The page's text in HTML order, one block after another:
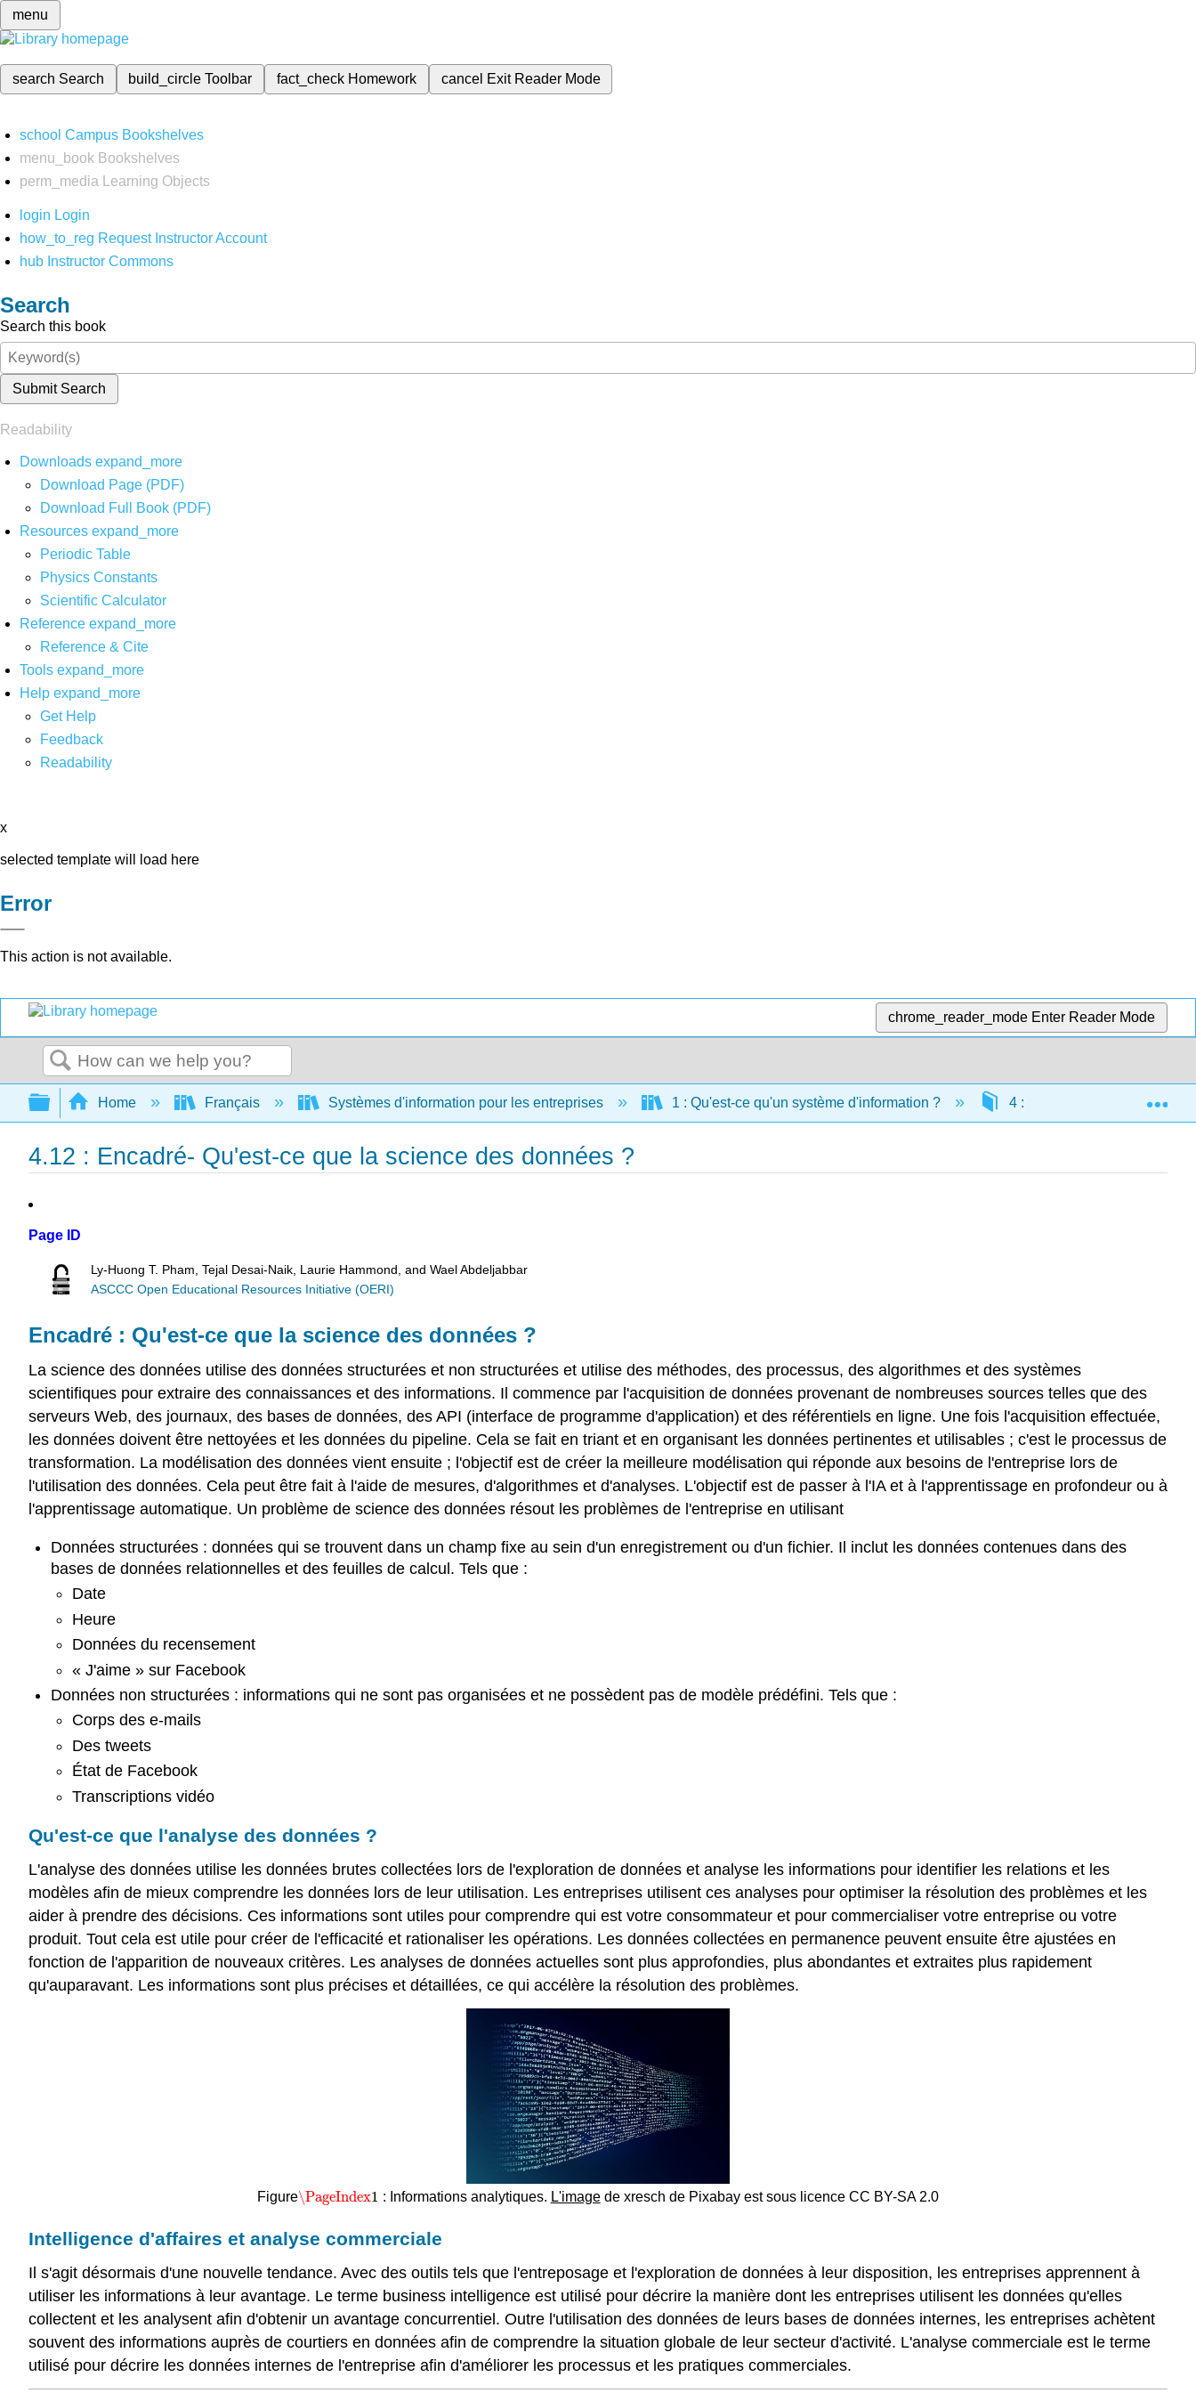
menu
search Search build_circleToolbar fact_check Homework cancel Exit Reader Mode
school Campus Bookshelves
menu_book Bookshelves
perm_media
Learning Objects
login Login
how_to_reg Request Instructor Account
hub Instructor Commons
Search
Search this book
Submit Search
Readability
Downloads expand_more
Download Page (PDF)
Download Full Book (PDF)
Resources expand_more
Periodic Table
Physics Constants
Scientific Calculator
Reference expand_more
Reference & Cite
Tools expand_more
Help expand_more
Get Help
Feedback
Readability
x
selected template will load here
Error
This action is not available.
chrome_reader_mode Enter Reader Mode
Search
Expand/collapse global hierarchy
Home Français Systèmes d'information pour les entreprises 1 : Qu'est-ce qu'un système d'information ? 4 : Données et bases de
4.12 : Encadré- Qu'est-ce que la science des données ?
Page ID
Ly-Huong T. Pham, Tejal Desai-Naik, Laurie Hammond, and Wael Abdeljabbar
ASCCC Open Educational Resources Initiative (OERI)
Encadré : Qu'est-ce que la science des données ?
La science des données utilise des données structurées et non structurées et utilise des méthodes, des processus, des algorithmes et des systèmes
scientifiques pour extraire des connaissances et des informations. Il commence par l'acquisition de données provenant de nombreuses sources telles que des
serveurs Web, des journaux, des bases de données, des API (interface de programme d'application) et des référentiels en ligne. Une fois l'acquisition effectuée,
les données doivent être nettoyées et les données du pipeline. Cela se fait en triant et en organisant les données pertinentes et utilisables ; c'est le processus de
transformation. La modélisation des données vient ensuite ; l'objectif est de créer la meilleure modélisation qui réponde aux besoins de l'entreprise lors de
l'utilisation des données. Cela peut être fait à l'aide de mesures, d'algorithmes et d'analyses. L'objectif est de passer à l'IA et à l'apprentissage en profondeur ou à
l'apprentissage automatique. Un problème de science des données résout les problèmes de l'entreprise en utilisant
Données structurées : données qui se trouvent dans un champ fixe au sein d'un enregistrement ou d'un fichier. Il inclut les données contenues dans des
bases de données relationnelles et des feuilles de calcul. Tels que :
Date
Heure
Données du recensement
« J'aime » sur Facebook
Données non structurées : informations qui ne sont pas organisées et ne possèdent pas de modèle prédéfini. Tels que :
Corps des e-mails
Des tweets
État de Facebook
Transcriptions vidéo
Qu'est-ce que l'analyse des données ?
L'analyse des données utilise les données brutes collectées lors de l'exploration de données et analyse les informations pour identifier les relations et les
modèles afin de mieux comprendre les données lors de leur utilisation. Les entreprises utilisent ces analyses pour optimiser la résolution des problèmes et les
aider à prendre des décisions. Ces informations sont utiles pour comprendre qui est votre consommateur et pour commercialiser votre entreprise ou votre
produit. Tout cela est utile pour créer de l'efficacité et rationaliser les opérations. Les données collectées en permanence peuvent ensuite être ajustées en
fonction de l'apparition de nouveaux critères. Les analyses de données actuelles sont plus approfondies, plus abondantes et extraites plus rapidement
qu'auparavant. Les informations sont plus précises et détaillées, ce qui accélère la résolution des problèmes.
Figure\PageIndex1
\PageIndex1 : Informations analytiques. L'image de xresch de Pixabay est sous licence CC BY-SA 2.0
Intelligence d'affaires et analyse commerciale
Il s'agit désormais d'une nouvelle tendance. Avec des outils tels que l'entreposage et l'exploration de données à leur disposition, les entreprises apprennent à
utiliser les informations à leur avantage. Le terme business intelligence est utilisé pour décrire la manière dont les entreprises utilisent les données qu'elles
collectent et les analysent afin d'obtenir un avantage concurrentiel. Outre l'utilisation des données de leurs bases de données internes, les entreprises achètent
souvent des informations auprès de courtiers en données afin de comprendre la situation globale de leur secteur d'activité. L'analyse commerciale est le terme
utilisé pour décrire les données internes de l'entreprise afin d'améliorer les processus et les pratiques commerciales.